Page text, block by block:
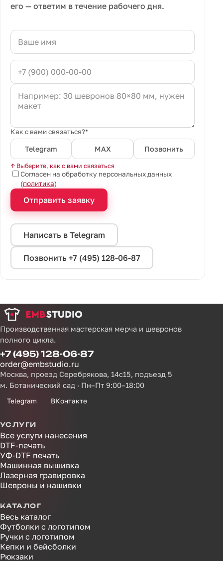
его — ответим в течение рабочего дня.
Как с вами связаться?*
Telegram MAX Позвонить
↑ Выберите, как с вами связаться
Согласен на обработку персональных данных
(политика)
Отправить заявку
Написать в Telegram
Позвонить +7 (495) 128-06-87
Производственная мастерская мерча и шевронов
полного цикла.
+7 (495) 128-06-87
order@embstudio.ru
Москва, проезд Серебрякова, 14с15, подъезд 5
м. Ботанический сад · Пн–Пт 9:00–18:00
Telegram ВКонтакте
УСЛУГИ
Все услуги нанесения
DTF-печать
УФ-DTF печать
Машинная вышивка
Лазерная гравировка
Шевроны и нашивки
КАТАЛОГ
Весь каталог
Футболки с логотипом
Ручки с логотипом
Кепки и бейсболки
Рюкзаки